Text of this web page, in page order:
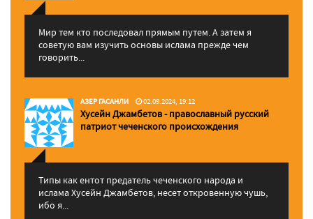
Мир тем кто последовал прямым путем. А затем я
советую вам изучить основы ислама прежде чем
говорить...
АЗЕР ГАСАНЛИ 02.09.2024, 19:12
Хусейн Джамбетов - православный русский
патриот чеченского происхождения
Типы как ентот предатель чеченского народа и
ислама Хусейн Джамбетов, несет откровенную чушь,
ибо я...